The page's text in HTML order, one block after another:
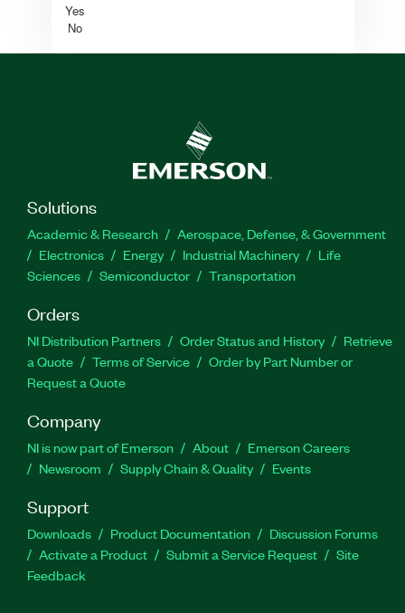
Yes
No
Solutions
Academic & Research
Aerospace, Defense, & Government
Electronics
Energy Industrial Machinery
Life
Sciences
Semiconductor Transportation
Orders
NI Distribution Partners Order Status and History
Retrieve
a Quote
Terms of Service
Order by Part Number or
Request a Quote
Company
NI is now part of Emerson About
Emerson Careers
Newsroom
Supply Chain & Quality Events
Support
Downloads Product Documentation
Discussion Forums
Activate a Product
Submit a Service Request
Site
Feedback